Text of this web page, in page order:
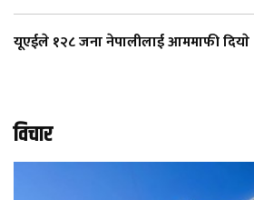
यूएईले १२८ जना नेपालीलाई आममाफी दियाे
विचार